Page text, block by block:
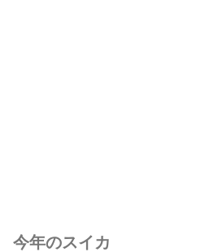
今年のスイカ